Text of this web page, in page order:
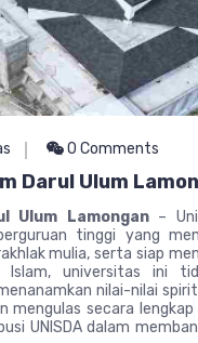
0 Comments
Darul Ulum
Ulum Lamongan–
tinggi yang
mulia, serta siap
Islam, universitas ini
nilai-nilai
secara
UNISDA dalam